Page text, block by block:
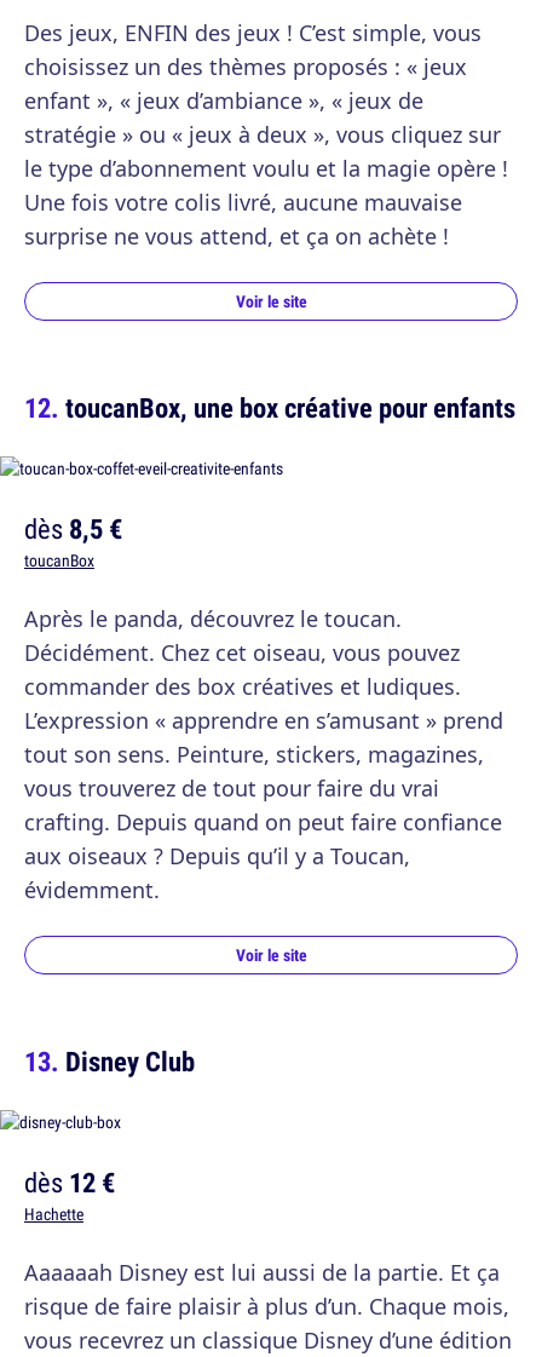
Des jeux, ENFIN des jeux ! C’est simple, vous
choisissez un des thèmes proposés : « jeux
enfant », « jeux d’ambiance », « jeux de
stratégie » ou « jeux à deux », vous cliquez sur
le type d’abonnement voulu et la magie opère !
Une fois votre colis livré, aucune mauvaise
surprise ne vous attend, et ça on achète !
Voir le site
toucanBox, une box créative pour enfants
dès8,5 €
toucanBox
Après le panda, découvrez le toucan.
Décidément. Chez cet oiseau, vous pouvez
commander des box créatives et ludiques.
L’expression « apprendre en s’amusant » prend
tout son sens. Peinture, stickers, magazines,
vous trouverez de tout pour faire du vrai
crafting. Depuis quand on peut faire confiance
aux oiseaux ? Depuis qu’il y a Toucan,
évidemment.
Voir le site
Disney Club
dès12 €
Hachette
Aaaaaah Disney est lui aussi de la partie. Et ça
risque de faire plaisir à plus d’un. Chaque mois,
vous recevrez un classique Disney d’une édition